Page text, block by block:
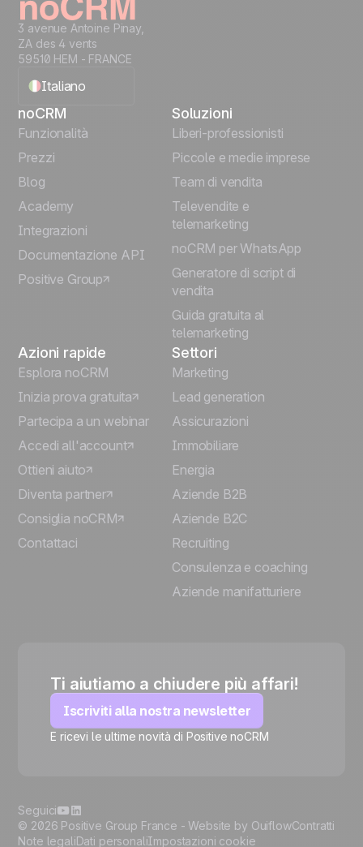
🍪
3 avenue Antoine Pinay,
ZA des 4 vents
59510 HEM - FRANCE
Italiano
English
Español
Português
Deutsch
noCRM
Funzionalità
Prezzi
Blog
Academy
Integrazioni
Documentazione API
Positive Group
Soluzioni
Liberi-professionisti
Piccole e medie imprese
Team di vendita
Televendite e
telemarketing
noCRM per WhatsApp
Generatore di script di
vendita
Guida gratuita al
telemarketing
Azioni rapide
Esplora noCRM
Inizia prova gratuita
Partecipa a un webinar
Accedi all'account
Ottieni aiuto
Diventa partner
Consiglia noCRM
Contattaci
Settori
Marketing
Lead generation
Assicurazioni
Immobiliare
Energia
Aziende B2B
Aziende B2C
Recruiting
Consulenza e coaching
Aziende manifatturiere
Ti aiutiamo a chiudere più affari!
Iscriviti alla nostra newsletter
E ricevi le ultime novità di Positive noCRM
© 2026 Positive Group France -Website by OuiflowContratti
Note legaliDati personaliImpostazioni cookie
Seguici